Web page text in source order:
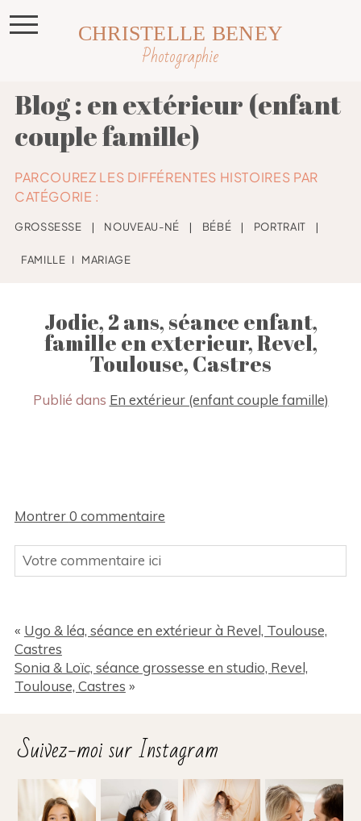
Photographie
CHRISTELLE BENEY
Blog : en extérieur (enfant
couple famille)
PARCOUREZ LES DIFFÉRENTES HISTOIRES PAR
CATÉGORIE :
GROSSESSE ❘ NOUVEAU-NÉ ❘ BÉBÉ ❘ PORTRAIT ❘
FAMILLE I MARIAGE
Jodie, 2 ans, séance enfant,
famille en exterieur, Revel,
Toulouse, Castres
Publié dans En extérieur (enfant couple famille)
Montrer0 commentaire
Votre commentaire ici
Ajouter un commentaire
« Ugo & léa, séance en extérieur à Revel, Toulouse,
Castres
Sonia & Loïc, séance grossesse en studio, Revel,
Toulouse, Castres »
Suivez-moi sur Instagram